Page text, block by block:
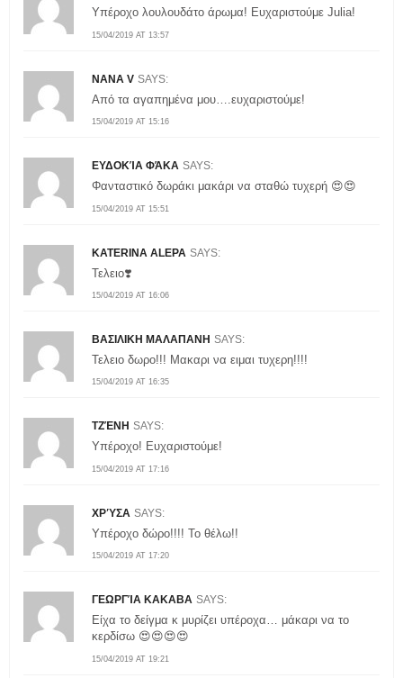
15/04/2019 AT 13:57
Υπέροχο λουλουδάτο άρωμα! Ευχαριστούμε Julia!
NANA V SAYS:
15/04/2019 AT 15:16
Από τα αγαπημένα μου….ευχαριστούμε!
ΕΥΔΟΚΊΑ ΦΆΚΑ SAYS:
15/04/2019 AT 15:51
Φανταστικό δωράκι μακάρι να σταθώ τυχερή 😍😍
KATERINA ALEPA SAYS:
15/04/2019 AT 16:06
Τελειο❣️
ΒΑΣΙΛΙΚΗ ΜΑΛΑΠΑΝΗ SAYS:
15/04/2019 AT 16:35
Τελειο δωρο!!! Μακαρι να ειμαι τυχερη!!!!
ΤΖΈΝΗ SAYS:
15/04/2019 AT 17:16
Υπέροχο! Ευχαριστούμε!
ΧΡΎΣΑ SAYS:
15/04/2019 AT 17:20
Υπέροχο δώρο!!!! Το θέλω!!
ΓΕΩΡΓΊΑ ΚΑΚΑΒΑ SAYS:
15/04/2019 AT 19:21
Είχα το δείγμα κ μυρίζει υπέροχα… μάκαρι να το
κερδίσω 😍😍😍😍